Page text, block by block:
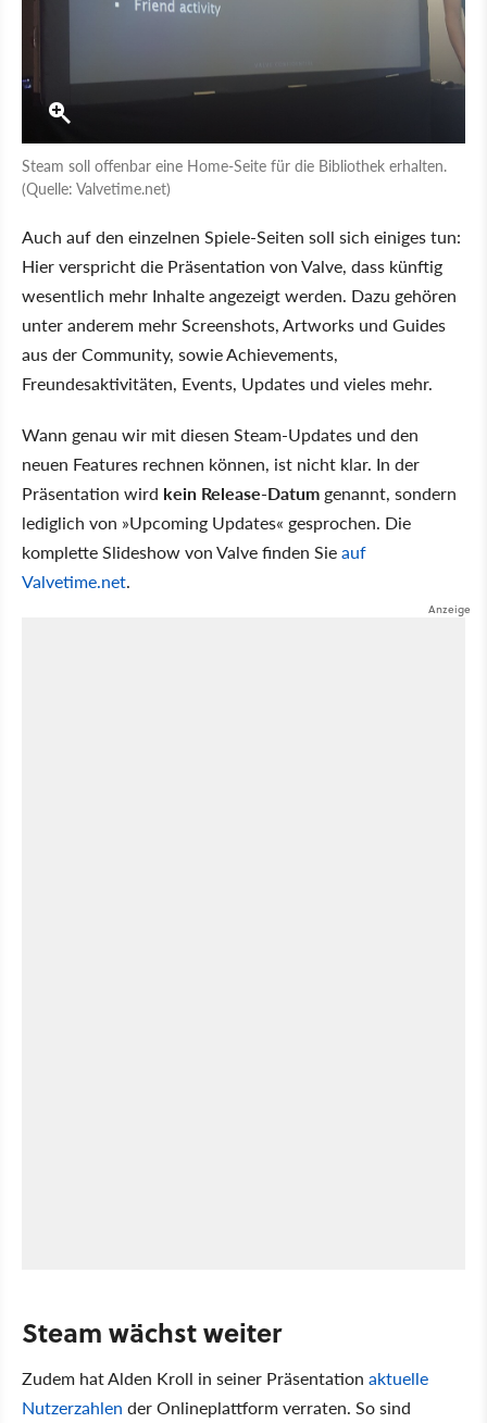
Steam soll offenbar eine Home-Seite für die Bibliothek erhalten.
(Quelle: Valvetime.net)
Auch auf den einzelnen Spiele-Seiten soll sich einiges tun:
Hier verspricht die Präsentation von Valve, dass künftig
wesentlich mehr Inhalte angezeigt werden. Dazu gehören
unter anderem mehr Screenshots, Artworks und Guides
aus der Community, sowie Achievements,
Freundesaktivitäten, Events, Updates und vieles mehr.
Wann genau wir mit diesen Steam-Updates und den
neuen Features rechnen können, ist nicht klar. In der
Präsentation wird kein Release-Datum genannt, sondern
lediglich von »Upcoming Updates« gesprochen. Die
komplette Slideshow von Valve finden Sieauf
Valvetime.net.
Steam wächst weiter
Zudem hat Alden Kroll in seiner Präsentation aktuelle
Nutzerzahlen der Onlineplattform verraten. So sind